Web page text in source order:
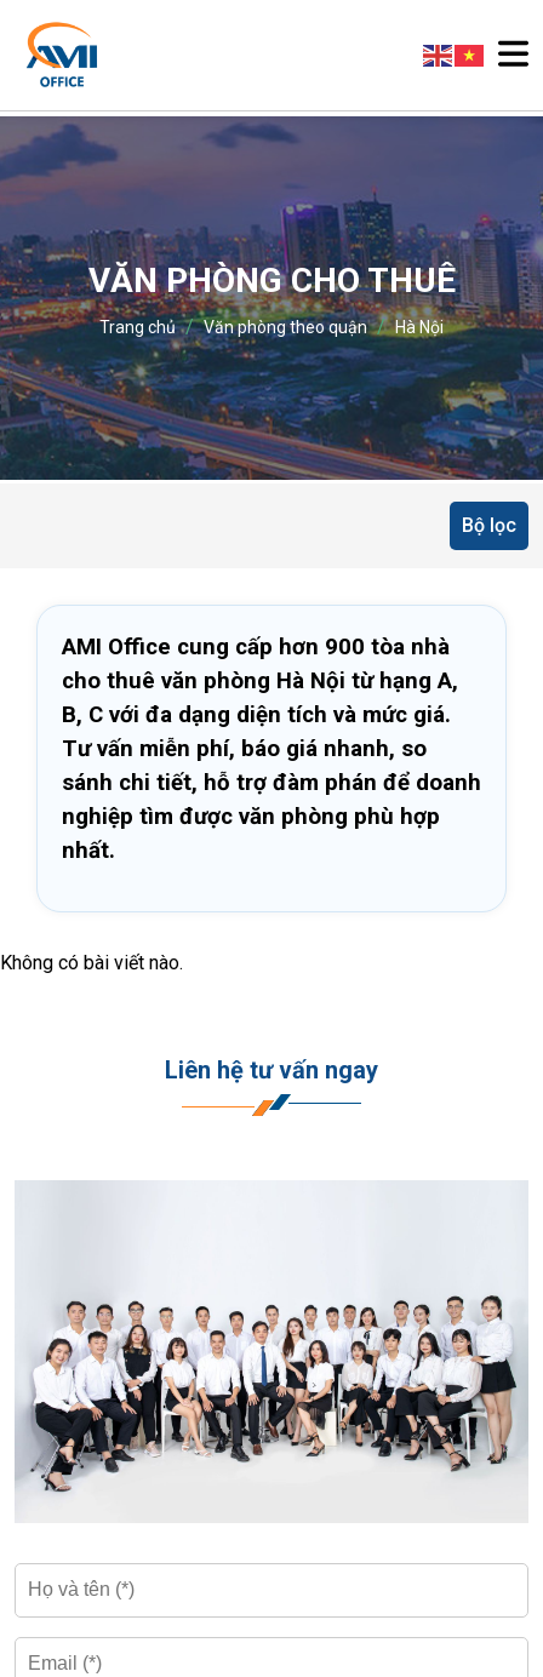
VĂN PHÒNG CHO THUÊ
Trang chủ /Văn phòng theo quận /Hà Nội
Bộ lọc
AMI Office cung cấp hơn 900 tòa nhà
cho thuê văn phòng Hà Nội từ hạng A,
B, C với đa dạng diện tích và mức giá.
Tư vấn miễn phí, báo giá nhanh, so
sánh chi tiết, hỗ trợ đàm phán để doanh
nghiệp tìm được văn phòng phù hợp
nhất.
Không có bài viết nào.
Liên hệ tư vấn ngay